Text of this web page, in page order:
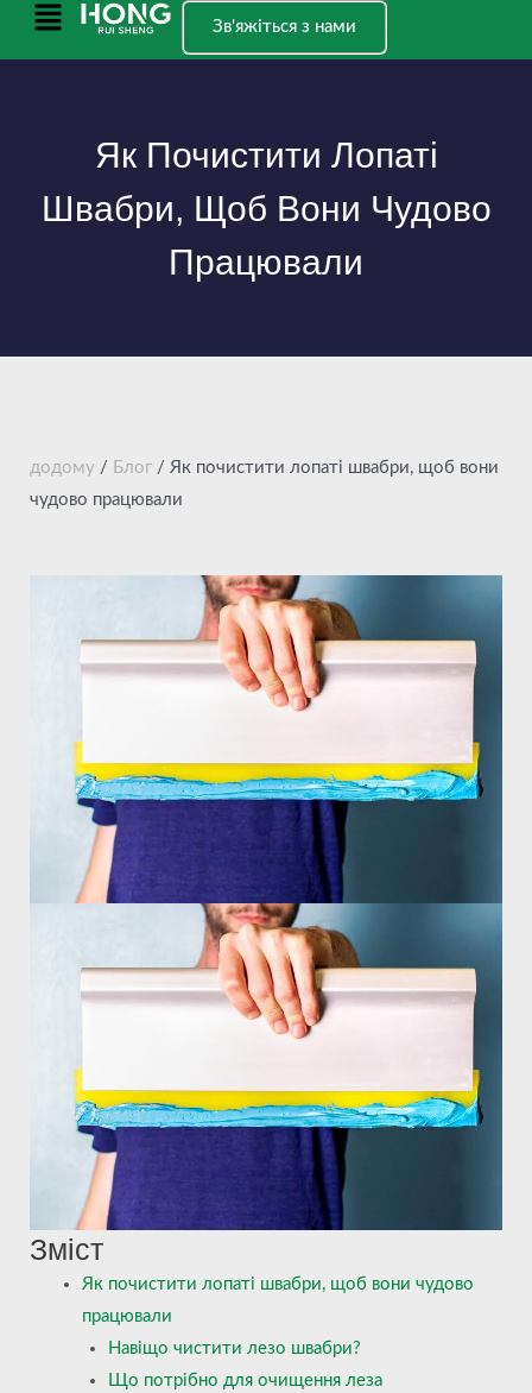
ПерейтиГоловне
Зв'яжіться з нами
Як Почистити Лопаті
Швабри, Щоб Вони Чудово
Працювали
додому / Блог / Як почистити лопаті швабри, щоб вони
чудово працювали
Зміст
Як почистити лопаті швабри, щоб вони чудово
працювали
Навіщо чистити лезо швабри?
Що потрібно для очищення леза